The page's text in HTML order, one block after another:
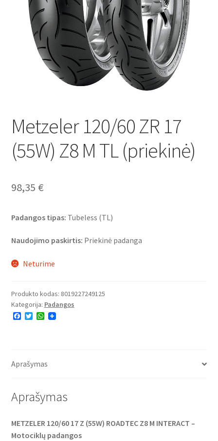
Metzeler 120/60 ZR 17
(55W) Z8 M TL (priekinė)
98,35 €
Padangos tipas: Tubeless (TL)
Naudojimo paskirtis: Priekinė padanga
Neturime
Produkto kodas: 8019227249125
Kategorija: Padangos
F
o
T
r
W
p
Aprašymas
Aprašymas
METZELER 120/60 17 Z (55W) ROADTEC Z8 M INTERACT –
Motociklų padangos